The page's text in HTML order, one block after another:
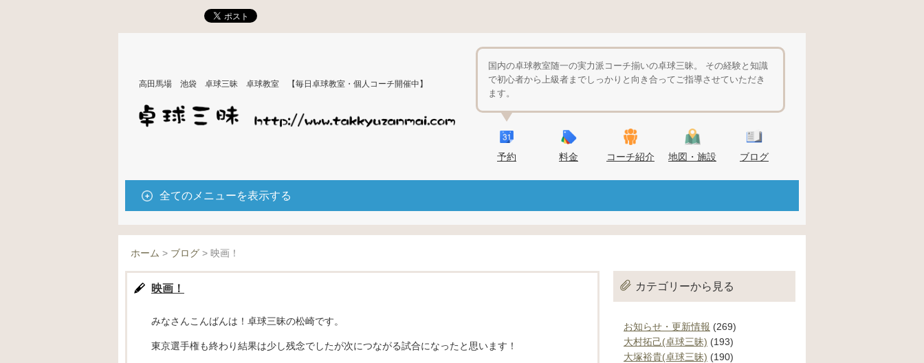
高田馬場 池袋 卓球三昧 卓球教室 【毎日卓球教室・個人コーチ開催中】
国内の卓球教室随一の実力派コーチ揃いの卓球三昧。 その経験と知識
で初心者から上級者までしっかりと向き合ってご指導させていただき
ます。
予約 料金 コーチ紹介 地図・施設 ブログ
全てのメニューを表示する
ホーム > ブログ > 映画！
映画！
みなさんこんばんは！卓球三昧の松崎です。
東京選手権も終わり結果は少し残念でしたが次につながる試合になったと思います！
カテゴリーから見る
お知らせ・更新情報 (269)
大村拓己(卓球三昧) (193)
大塚裕貴(卓球三昧) (190)